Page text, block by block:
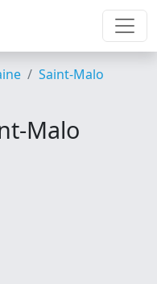
Saint-Malo
Malo